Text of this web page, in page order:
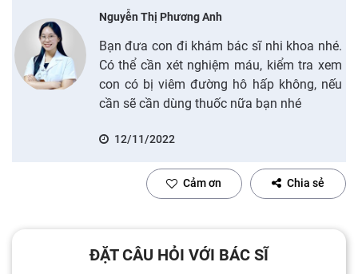
Nguyễn Thị Phương Anh
Bạn đưa con đi khám bác sĩ nhi khoa nhé.
Có thể cần xét nghiệm máu, kiểm tra xem
con có bị viêm đường hô hấp không, nếu
cần sẽ cần dùng thuốc nữa bạn nhé
12/11/2022
Cảm ơn Chia sẻ
ĐẶT CÂU HỎI VỚI BÁC SĨ